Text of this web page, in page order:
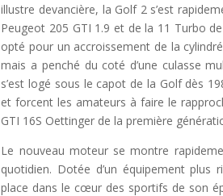
illustre devancière, la Golf 2 s’est
Peugeot 205 GTI 1.9 et de la 11 Turbo
opté pour un accroissement de la
mais a penché du coté d’une culasse
s’est logé sous le capot de la Golf dès
et forcent les amateurs à faire le
GTI 16S Oettinger de la première
Le nouveau moteur se montre
quotidien. Dotée d’un équipement
place dans le cœur des sportifs de son